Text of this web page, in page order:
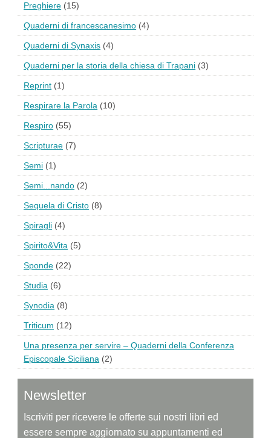
Preghiere (15)
Quaderni di francescanesimo (4)
Quaderni di Synaxis (4)
Quaderni per la storia della chiesa di Trapani (3)
Reprint (1)
Respirare la Parola (10)
Respiro (55)
Scripturae (7)
Semi (1)
Semi...nando (2)
Sequela di Cristo (8)
Spiragli (4)
Spirito&Vita (5)
Sponde (22)
Studia (6)
Synodia (8)
Triticum (12)
Una presenza per servire – Quaderni della Conferenza
Episcopale Siciliana (2)
Newsletter
Iscriviti per ricevere le offerte sui nostri libri ed
essere sempre aggiornato su appuntamenti ed